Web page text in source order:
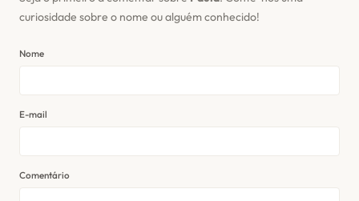
curiosidade sobre o nome ou alguém conhecido!
Nome
E-mail
Comentário